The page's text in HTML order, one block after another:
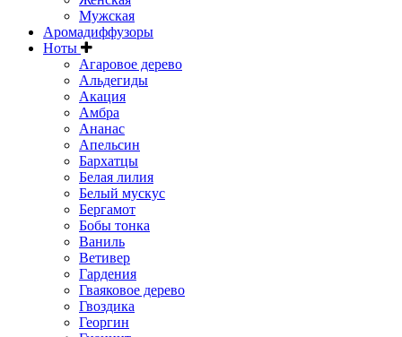
Мужская
Аромадиффузоры
Ноты
Агаровое дерево
Альдегиды
Акация
Амбра
Ананас
Апельсин
Бархатцы
Белая лилия
Белый мускус
Бергамот
Бобы тонка
Ваниль
Ветивер
Гардения
Гваяковое дерево
Гвоздика
Георгин